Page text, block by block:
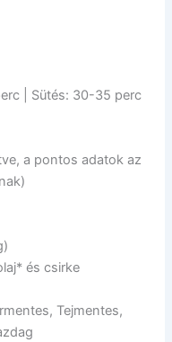
| Sütés: 30-35 perc
a pontos adatok az
és csirke
Tejmentes,